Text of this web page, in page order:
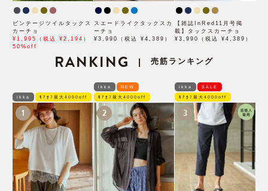
ビンテージツイルタックス
カーチョ
¥1,995（税込 ¥2,194）
50%off
スエードライクタックスカ
ーチョ
¥3,990（税込 ¥4,389）
【雑誌InRed11月号掲
載】タックスカーチョ
¥3,990（税込 ¥4,389）
RANKING | 売筋ランキング
ikka ﾓｱｵﾌ最大4000off
1
ikka NEW
ﾓｱｵﾌ最大4000off
2
ikka SALE
ﾓｱｵﾌ最大4000off
3